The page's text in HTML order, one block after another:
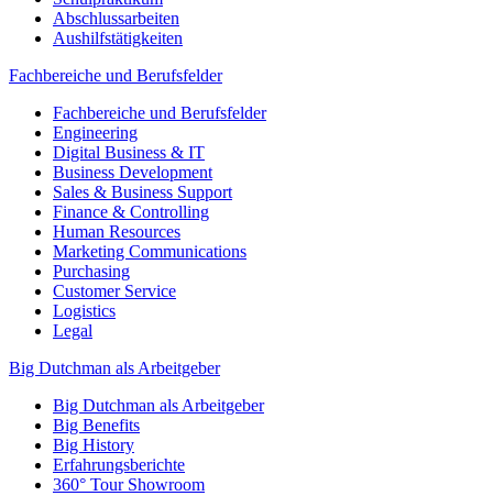
Abschlussarbeiten
Aushilfstätigkeiten
Fachbereiche und Berufsfelder
Fachbereiche und Berufsfelder
Engineering
Digital Business & IT
Business Development
Sales & Business Support
Finance & Controlling
Human Resources
Marketing Communications
Purchasing
Customer Service
Logistics
Legal
Big Dutchman als Arbeitgeber
Big Dutchman als Arbeitgeber
Big Benefits
Big History
Erfahrungsberichte
360° Tour Showroom